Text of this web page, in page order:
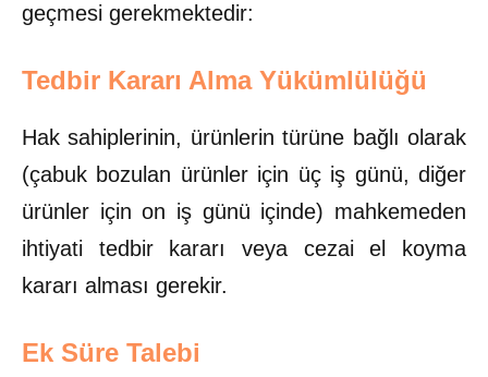
geçmesi gerekmektedir:
Tedbir Kararı Alma Yükümlülüğü
Hak sahiplerinin, ürünlerin türüne bağlı olarak
(çabuk bozulan ürünler için üç iş günü, diğer
ürünler için on iş günü içinde) mahkemeden
ihtiyati tedbir kararı veya cezai el koyma
kararı alması gerekir.
Ek Süre Talebi